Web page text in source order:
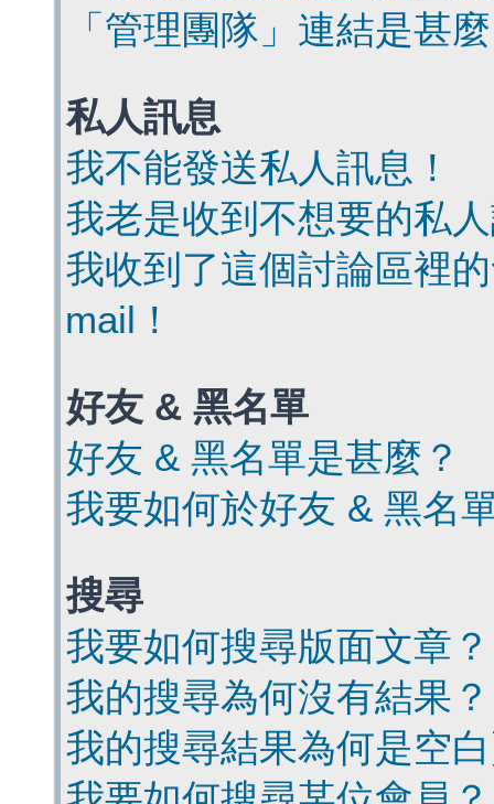
「管理團隊」連結是甚
私人訊息
我不能發送私人訊息！
我老是收到不想要的私
我收到了這個討論區裡
mail！
好友 & 黑名單
好友 & 黑名單是甚麼？
我要如何於好友 & 黑名
搜尋
我要如何搜尋版面文章？
我的搜尋為何沒有結果？
我的搜尋結果為何是空